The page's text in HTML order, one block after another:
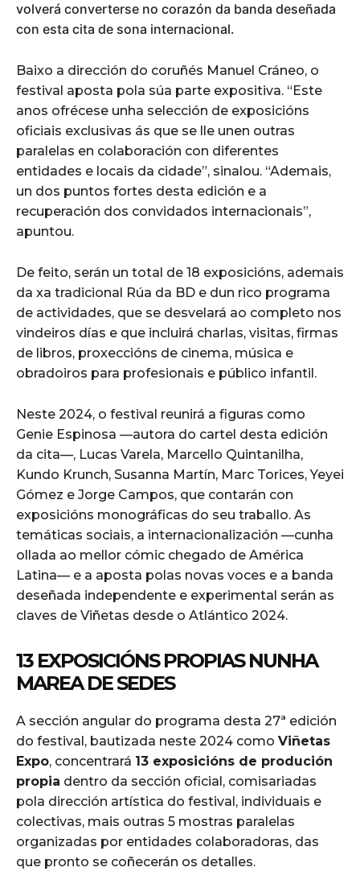
volverá converterse no corazón da banda deseñada
con esta cita de sona internacional.
Baixo a dirección do coruñés Manuel Cráneo, o
festival aposta pola súa parte expositiva. “Este
anos ofrécese unha selección de exposicións
oficiais exclusivas ás que se lle unen outras
paralelas en colaboración con diferentes
entidades e locais da cidade”, sinalou. “Ademais,
un dos puntos fortes desta edición e a
recuperación dos convidados internacionais”,
apuntou.
De feito, serán un total de 18 exposicións, ademais
da xa tradicional Rúa da BD e dun rico programa
de actividades, que se desvelará ao completo nos
vindeiros días e que incluirá charlas, visitas, firmas
de libros, proxeccións de cinema, música e
obradoiros para profesionais e público infantil.
Neste 2024, o festival reunirá a figuras como
Genie Espinosa —autora do cartel desta edición
da cita—, Lucas Varela, Marcello Quintanilha,
Kundo Krunch, Susanna Martín, Marc Torices, Yeyei
Gómez e Jorge Campos, que contarán con
exposicións monográficas do seu traballo. As
temáticas sociais, a internacionalización —cunha
ollada ao mellor cómic chegado de América
Latina— e a aposta polas novas voces e a banda
deseñada independente e experimental serán as
claves de Viñetas desde o Atlántico 2024.
13 EXPOSICIÓNS PROPIAS NUNHA
MAREA DE SEDES
A sección angular do programa desta 27ª edición
do festival, bautizada neste 2024 como Viñetas
Expo, concentrará 13 exposicións de produción
propia dentro da sección oficial, comisariadas
pola dirección artística do festival, individuais e
colectivas, mais outras 5 mostras paralelas
organizadas por entidades colaboradoras, das
que pronto se coñecerán os detalles.